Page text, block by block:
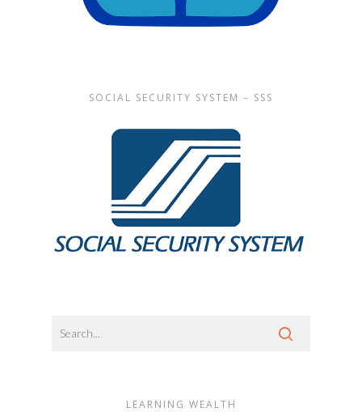
SOCIAL SECURITY SYSTEM – SSS
LEARNING WEALTH